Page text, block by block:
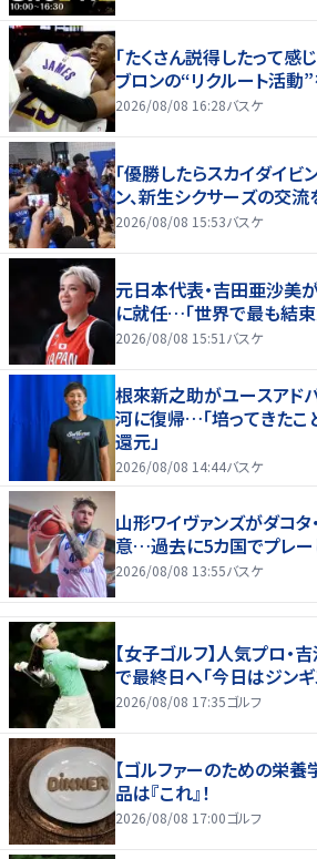
「たくさん説得したって感
ブロンの“リクルート活動
2026/08/08 16:28バスケ
「優勝したらスカイダイビ
ン、新生シクサーズの交流
2026/08/08 15:53バスケ
元日本代表・吉田亜沙美
に就任…「世界で最も結
2026/08/08 15:51 バスケ
根來新之助がユースアド
河に復帰…「培ってきたこ
還元」
2026/08/08 14:44バスケ
山形ワイヴァンズがダコタ
意…過去に5カ国でプレー
2026/08/08 13:55バスケ
【女子ゴルフ】人気プロ・
で最終日へ「今日はジンギ
2026/08/08 17:35ゴルフ
【ゴルファーのための栄
品は『これ』！
2026/08/08 17:00ゴルフ